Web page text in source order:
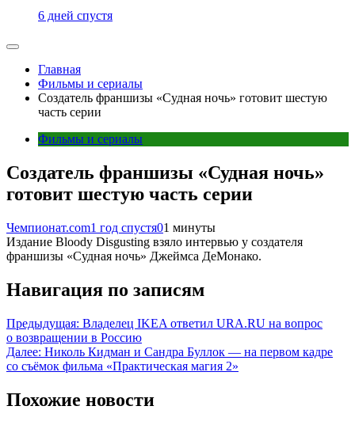
6 дней спустя
Главная
Фильмы и сериалы
Создатель франшизы «Судная ночь» готовит шестую
часть серии
Фильмы и сериалы
Создатель франшизы «Судная ночь»
готовит шестую часть серии
Чемпионат.com1 год спустя01 минуты
Издание Bloody Disgusting взяло интервью у создателя
франшизы «Судная ночь» Джеймса ДеМонако.
Навигация по записям
Предыдущая: Владелец IKEA ответил URA.RU на вопрос
о возвращении в Россию
Далее: Николь Кидман и Сандра Буллок — на первом кадре
со съёмок фильма «Практическая магия 2»
Похожие новости